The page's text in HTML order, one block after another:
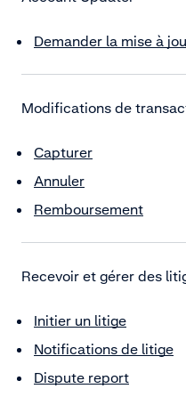
Demander la mise à
Modifications de
Capturer
Annuler
Remboursement
Recevoir et gérer des
Initier un litige
Notifications de litige
Dispute report